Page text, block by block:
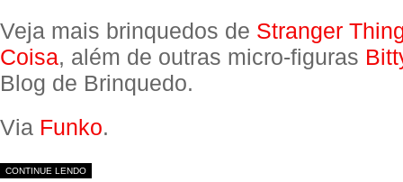
Veja mais brinquedos de Stranger
Coisa, além de outras micro-figuras
Blog de Brinquedo.
Via Funko.
CONTINUE LENDO